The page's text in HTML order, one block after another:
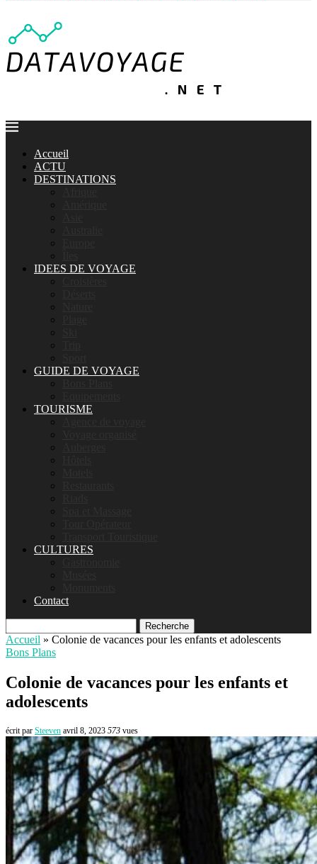
Accueil
ACTU
DESTINATIONS
IDEES DE VOYAGE
GUIDE DE VOYAGE
TOURISME
CULTURES
Contact
Recherche
Accueil » Colonie de vacances pour les enfants et adolescents
Bons Plans
Colonie de vacances pour les enfants et
adolescents
écrit par Steeven avril 8, 2023 573 vues